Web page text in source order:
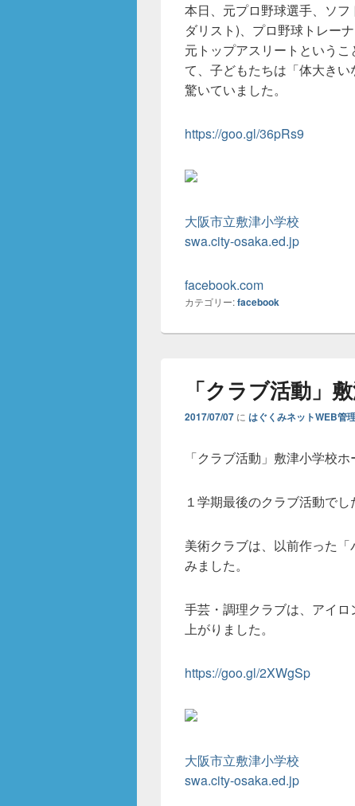
本日、元プロ野球選手、ソ
ダリスト)、プロ野球トレー
元トップアスリートという
て、子どもたちは「体大き
驚いていました。
https://goo.gl/36pRs9
大阪市立敷津小学校
swa.city-osaka.ed.jp
facebook.com
カテゴリー:facebook
「クラブ活動」
2017/07/07 に はぐくみネットWEB管
「クラブ活動」敷津小学校
１学期最後のクラブ活動でし
美術クラブは、以前作った
みました。
手芸・調理クラブは、アイ
上がりました。
https://goo.gl/2XWgSp
大阪市立敷津小学校
swa.city-osaka.ed.jp